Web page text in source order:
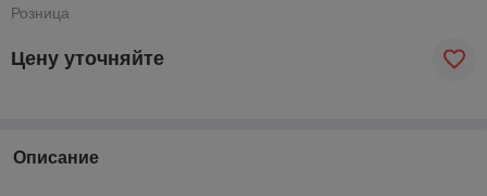
Розница
Цену уточняйте
Описание